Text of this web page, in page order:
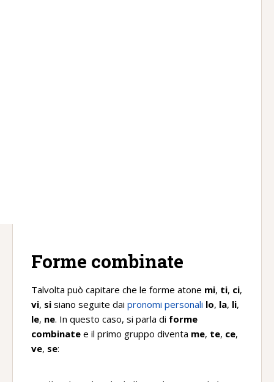
Forme combinate
Talvolta può capitare che le forme atone mi, ti, ci,
vi, si siano seguite dai pronomi personali lo, la, li,
le, ne. In questo caso, si parla di forme
combinate e il primo gruppo diventa me, te, ce,
ve, se: